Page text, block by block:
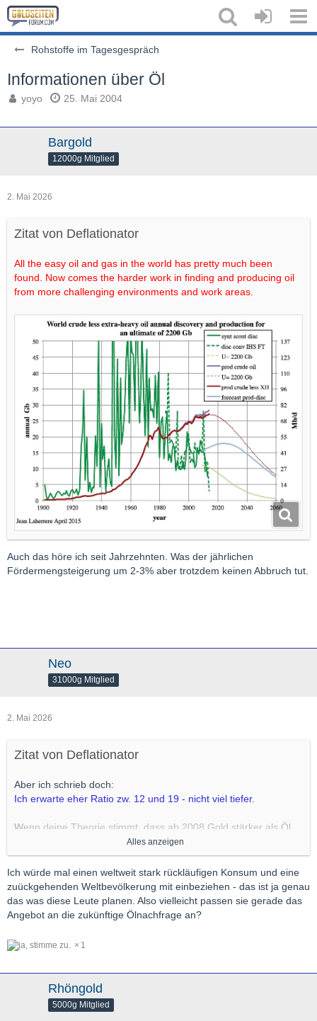
Rohstoffe im Tagesgespräch
Informationen über Öl
yoyo 25. Mai 2004
Bargold
12000g Mitglied
2. Mai 2026
Zitat von Deflationator
All the easy oil and gas in the world has pretty much been
found. Now comes the harder work in finding and producing oil
from more challenging environments and work areas.
Auch das höre ich seit Jahrzehnten. Was der jährlichen
Fördermengsteigerung um 2-3% aber trotzdem keinen Abbruch tut.
Neo
31000g Mitglied
2. Mai 2026
Zitat von Deflationator
Aber ich schrieb doch:
Ich erwarte eher Ratio zw. 12 und 19 - nicht viel tiefer.
Wenn deine Theorie stimmt, dass ab 2008 Gold stärker als Öl
steigt, dann würde es bedeuten, dass knapp werdendes Öl nicht
existieren wird.
Nüchtern betrachtet muß aber mit der Zeit immer weniger Öl da
sein - während Gold kaum verbraucht wird.
Alles anzeigen
Ich würde mal einen weltweit stark rückläufigen Konsum und eine
zuückgehenden Weltbevölkerung mit einbeziehen - das ist ja genau
das was diese Leute planen. Also vielleicht passen sie gerade das
Angebot an die zukünftige Ölnachfrage an?
1
Rhöngold
5000g Mitglied